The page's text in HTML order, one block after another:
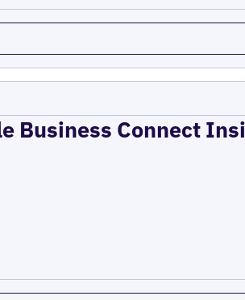
Business Connect